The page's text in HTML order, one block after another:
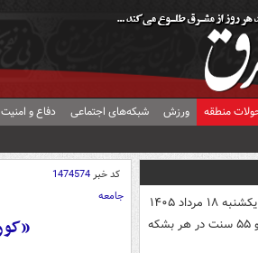
منطقه ورزش شبکه‌های اجتماعی دفاع و امنیت
۱۴۰۵
قیمت نفت به ۸۳ دلار و ۵۵ سنت در هر بشکه
کد خبر1474574
جامعه